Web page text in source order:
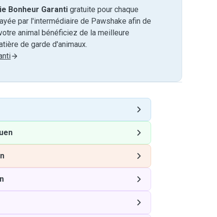
Bonheur Garanti gratuite pour chaque
par l'intermédiaire de Pawshake afin de
animal bénéficiez de la meilleure
de garde d'animaux.